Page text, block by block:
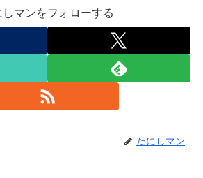
しマンをフォローする
たにしマン